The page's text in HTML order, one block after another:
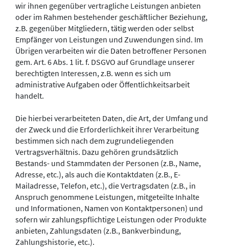
wir ihnen gegenüber vertragliche Leistungen anbieten
oder im Rahmen bestehender geschäftlicher Beziehung,
z.B. gegenüber Mitgliedern, tätig werden oder selbst
Empfänger von Leistungen und Zuwendungen sind. Im
Übrigen verarbeiten wir die Daten betroffener Personen
gem. Art. 6 Abs. 1 lit. f. DSGVO auf Grundlage unserer
berechtigten Interessen, z.B. wenn es sich um
administrative Aufgaben oder Öffentlichkeitsarbeit
handelt.
Die hierbei verarbeiteten Daten, die Art, der Umfang und
der Zweck und die Erforderlichkeit ihrer Verarbeitung
bestimmen sich nach dem zugrundeliegenden
Vertragsverhältnis. Dazu gehören grundsätzlich
Bestands- und Stammdaten der Personen (z.B., Name,
Adresse, etc.), als auch die Kontaktdaten (z.B., E-
Mailadresse, Telefon, etc.), die Vertragsdaten (z.B., in
Anspruch genommene Leistungen, mitgeteilte Inhalte
und Informationen, Namen von Kontaktpersonen) und
sofern wir zahlungspflichtige Leistungen oder Produkte
anbieten, Zahlungsdaten (z.B., Bankverbindung,
Zahlungshistorie, etc.).